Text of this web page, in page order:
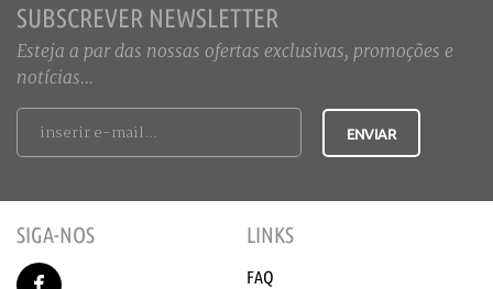
SUBSCREVER NEWSLETTER
Esteja a par das nossas ofertas exclusivas, promoções e
notícias...
SIGA-NOS LINKS
FAQ